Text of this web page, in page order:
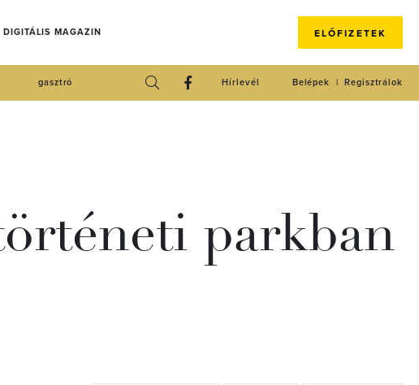
DIGITÁLIS MAGAZIN ELŐFIZETEK
gasztró Regisztrálok
Belépek
Hírlevél
parkban